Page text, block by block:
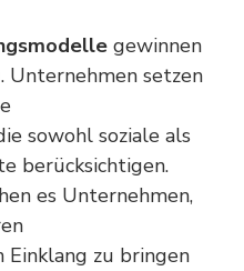
gewinnen
Unternehmen setzen
sowohl soziale als
berücksichtigen.
es Unternehmen,
zu bringen